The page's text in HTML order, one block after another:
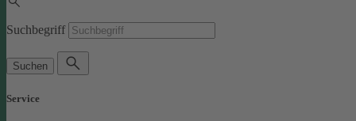
Suchbegriff
Suchen
Service